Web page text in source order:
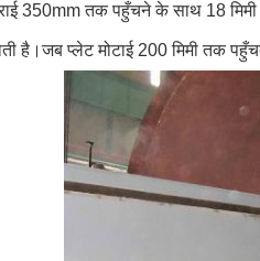
350mm तक पहुँचने के साथ 18 मिमी
है।जब प्लेट मोटाई 200 मिमी तक